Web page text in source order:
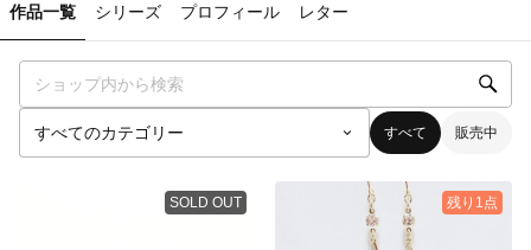
作品一覧 シリーズ プロフィール レター
すべて 販売中
SOLD OUT 残り1点